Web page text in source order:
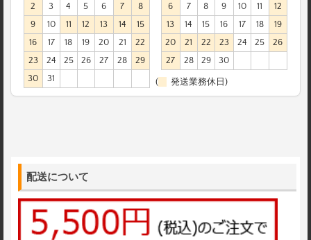
2
3 4 5 6 7
8
9
10 11 12 13 14
15
16
17 18 19 20 21
22
23
24 25 26 27 28
29
30
31
6
7 8 9 10 11
12
13
14 15 16 17 18
19
20
21 22 23 24 25
26
27
28 29 30
( 発送業務休日)
配送について